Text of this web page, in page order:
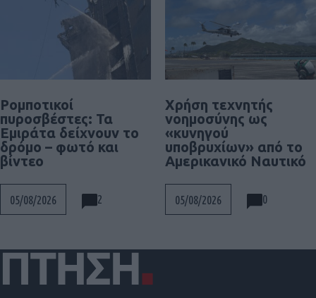
Ρομποτικοί
πυροσβέστες: Τα
Εμιράτα δείχνουν το
δρόμο – φωτό και
βίντεο
05/08/2026 2
Χρήση τεχνητής
νοημοσύνης ως
«κυνηγού
υποβρυχίων» από το
Αμερικανικό Ναυτικό
05/08/2026 0